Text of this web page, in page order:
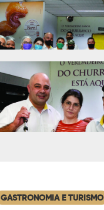
GASTRONOMIA E TURISMO